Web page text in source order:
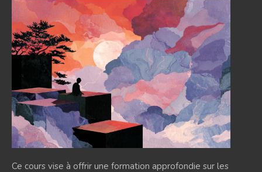
Ce cours vise à offrir une formation approfondie sur les